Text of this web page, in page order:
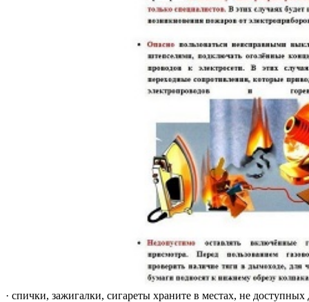
· спички, зажигалки, сигареты храните в местах, не доступных